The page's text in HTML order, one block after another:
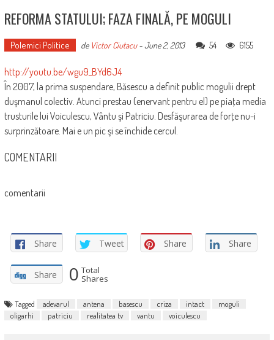
REFORMA STATULUI; FAZA FINALĂ, PE MOGULI
Polemici Politice de Victor Ciutacu-June 2, 2013 54 6155
http://youtu.be/wgu9_BYd6J4
În 2007, la prima suspendare, Băsescu a definit public mogulii drept
duşmanul colectiv. Atunci prestau (enervant pentru el) pe piaţa media
trusturile lui Voiculescu, Vântu şi Patriciu. Desfăşurarea de forţe nu-i
surprinzătoare. Mai e un pic şi se închide cercul.
COMENTARII
comentarii
Share Tweet Share Share
Share 0 Total
Shares
Tagged adevarul antena basescu criza intact
moguli
oligarhi
patriciu realitatea tv vantu voiculescu